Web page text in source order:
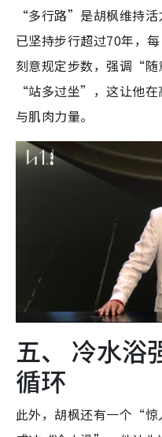
“多行路”是胡枫维持
已坚持步行超过70年，
刻意规定步数，强调“
“站多过坐”，这让他
与肌肉力量。
五、 冷水浴
循环
此外，胡枫还有一个“